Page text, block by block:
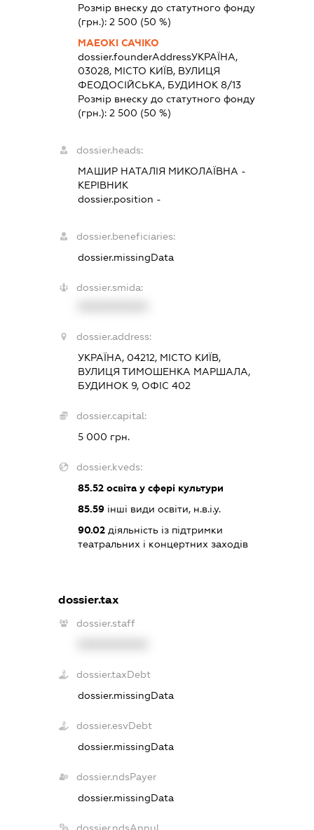
Розмір внеску до статутного фонду
(грн.): 2 500 (50 %)
МАЕОКІ САЧІКО
dossier.founderAddressУКРАЇНА,
03028, МІСТО КИЇВ, ВУЛИЦЯ
ФЕОДОСІЙСЬКА, БУДИНОК 8/13
Розмір внеску до статутного фонду
(грн.): 2 500 (50 %)
dossier.heads:
МАШИР НАТАЛІЯ МИКОЛАЇВНА -
КЕРІВНИК
dossier.position -
dossier.beneficiaries:
dossier.missingData
dossier.smida:
dossier.address:
УКРАЇНА, 04212, МІСТО КИЇВ,
ВУЛИЦЯ ТИМОШЕНКА МАРШАЛА,
БУДИНОК 9, ОФІС 402
dossier.capital:
5 000 грн.
dossier.kveds:
85.52освіта у сфері культури
85.59інші види освіти, н.в.і.у.
90.02діяльність із підтримки
театральних і концертних заходів
dossier.tax
dossier.staff
dossier.taxDebt
dossier.missingData
dossier.esvDebt
dossier.missingData
dossier.ndsPayer
dossier.missingData